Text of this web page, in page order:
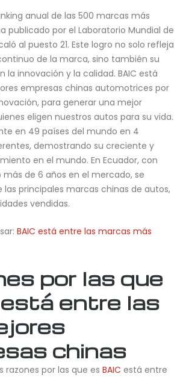
anual de las 500 marcas más
publicado por el Laboratorio Mundial de
al puesto 21. Este logro no solo refleja
de la marca, sino también su
la innovación y la calidad. BAIC está
empresas chinas automotrices por
para generar una mejor
eligen nuestros autos para su vida.
en 49 países del mundo en 4
demostrando su creciente y
en el mundo. En Ecuador, con
de 6 años en el mercado, se
principales marcas chinas de autos,
vendidas.
BAIC está entre las marcas más
por las que
entre las
chinas
razones por las que esBAIC está entre